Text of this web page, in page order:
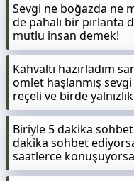
Sevgi ne boğazda ne
de pahalı bir pırlanta
mutlu insan demek!
Kahvaltı hazırladım
omlet haşlanmış
reçeli ve birde
Biriyle 5 dakika
dakika sohbet
saatlerce